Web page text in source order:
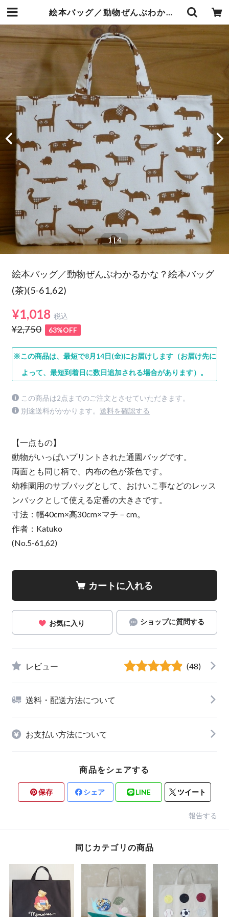
絵本バッグ／動物ぜんぶわかるかな？絵本バッグ(茶)(5-61,62) | 手づくりうふい
1| 4
絵本バッグ／動物ぜんぶわかるかな？絵本バッグ
(茶)(5-61,62)
¥1,018 税込
¥2,750 63%OFF
※この商品は、最短で8月14日(金)にお届けします（お届け先に
よって、最短到着日に数日追加される場合があります）。
この商品は2点までのご注文とさせていただきます。
別途送料がかかります。 送料を確認する
【一点もの】
動物がいっぱいプリントされた通園バッグです。
両面とも同じ柄で、内布の色が茶色です。
幼稚園用のサブバッグとして、おけいこ事などのレッス
ンバックとして使える定番の大きさです。
寸法：幅40cm×高30cm×マチ－cm。
作者：Katuko
(No.5-61,62)
カートに入れる
お気に入り ショップに質問する
レビュー (48)
送料・配送方法について
お支払い方法について
商品をシェアする
保存 シェア LINE ツイート
報告する
同じカテゴリの商品